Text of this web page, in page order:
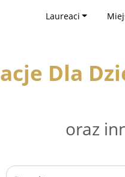
Laureaci
Dla
oraz